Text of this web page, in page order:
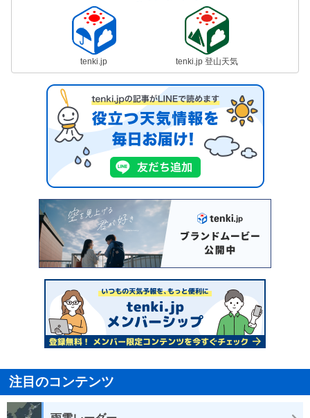
tenki.jp tenki.jp 登山天気
注目のコンテンツ